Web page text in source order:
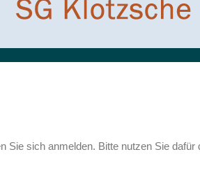
Sie sich anmelden. Bitte nutzen Sie dafür